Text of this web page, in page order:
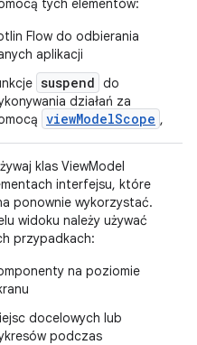
tych elementów:
Flow do odbierania
aplikacji
suspend do
działań za
viewModelScope ,
klas ViewModel
interfejsu, które
ponownie wykorzystać.
widoku należy używać
przypadkach:
na poziomie
docelowych lub
podczas